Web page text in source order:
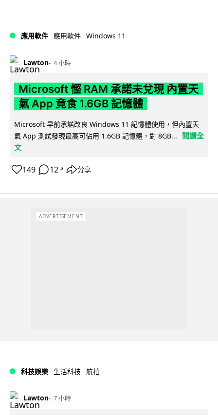
應用軟件 應用軟件 Windows 11
Lawton 4 小時
Microsoft 慳 RAM 承諾未兌現 內置天
氣 App 竟食 1.6GB 記憶體
Microsoft 早前承諾改良 Windows 11 記憶體使用，但內置天
氣 App 測試發現最高可佔用 1.6GB 記憶體，對 8GB...
閱讀全
文
149 12 ↗ 分享
ADVERTISEMENT
科技娛樂 生活科技 航拍
Lawton 7 小時